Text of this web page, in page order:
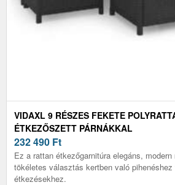
VIDAXL 9 RÉSZES FEKETE
ÉTKEZŐSZETT PÁRNÁKKAL
232 490 Ft
Ez a rattan étkezőgarnitúra elegáns, modern
tökéletes választás kertben való
étkezésekhez.